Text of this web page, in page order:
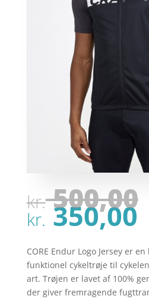
kr.500,00
kr.350,00
CORE Endur Logo Jersey er
funktionel cykeltrøje til
art. Trøjen er lavet af 100%
der giver fremragende